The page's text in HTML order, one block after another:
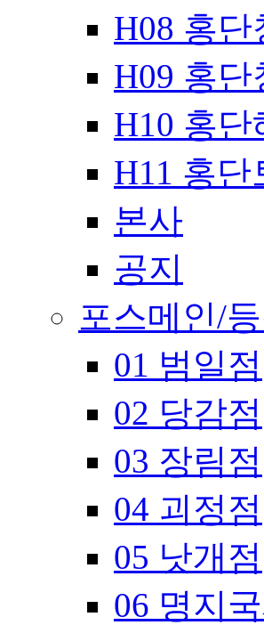
H08 홍
H09 홍
H10 홍
H11 홍단
본사
공지
포스메인/
01 범일점
02 당감점
03 장림점
04 괴정점
05 낫개점
06 명지